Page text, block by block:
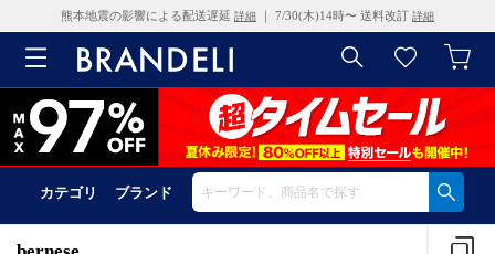
熊本地震の影響による配送遅延 詳細 ｜ 7/30(木)14時〜 送料改訂 詳細
カテゴリ ブランド